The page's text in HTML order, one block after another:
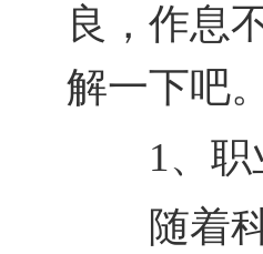
良，作息
解一下吧。
1、职
随着科